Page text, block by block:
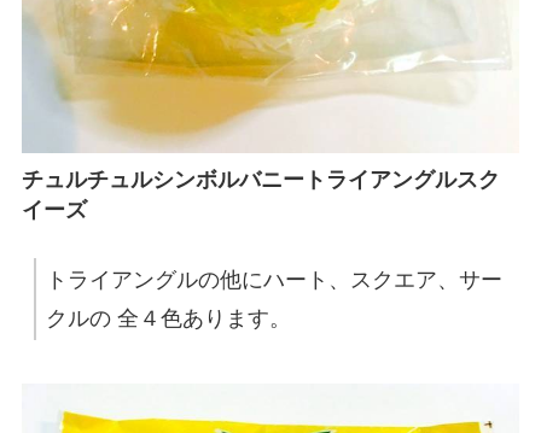
チュルチュルシンボルバニートライアングルスク
イーズ
トライアングルの他にハート、スクエア、サー
クルの 全４色あります。